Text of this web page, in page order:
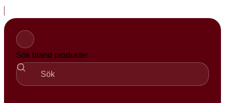
til
innhold
Sök bland produkter